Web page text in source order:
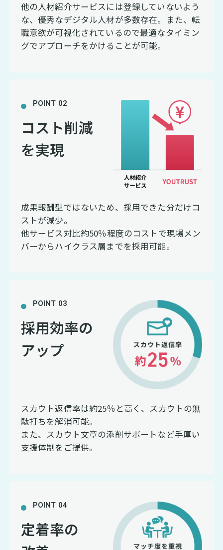
他の人材紹介サービスには登録していないよう
な、優秀なデジタル人材が多数存在。また、転
職意欲が可視化されているので最適なタイミン
グでアプローチをかけることが可能。
POINT 02
コスト削減
を実現
成果報酬型ではないため、採用できた分だけコ
ストが減少。
他サービス対比約50％程度のコストで現場メン
バーからハイクラス層までを採用可能。
POINT 03
採用効率の
アップ
スカウト返信率は約25％と高く、スカウトの無
駄打ちを解消可能。
また、スカウト文章の添削サポートなど手厚い
支援体制をご提供。
POINT 04
定着率の